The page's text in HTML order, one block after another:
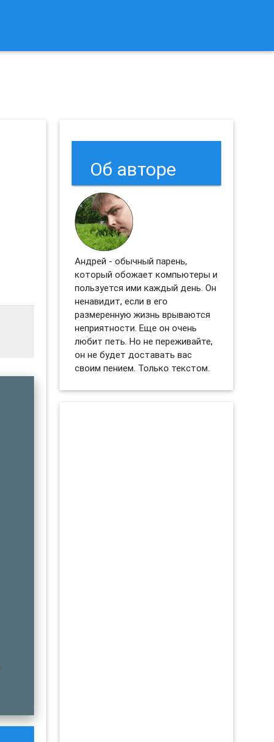
Об авторе
Андрей - обычный парень,
который обожает компьютеры и
пользуется ими каждый день. Он
ненавидит, если в его
размеренную жизнь врываются
неприятности. Еще он очень
любит петь. Но не переживайте,
он не будет доставать вас
своим пением. Только текстом.